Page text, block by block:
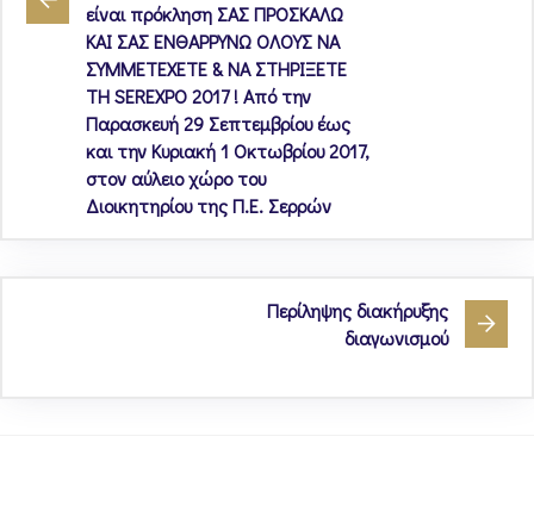
είναι πρόκληση ΣΑΣ ΠΡΟΣΚΑΛΩ
ΚΑΙ ΣΑΣ ΕΝΘΑΡΡΥΝΩ ΟΛΟΥΣ ΝΑ
ΣΥΜΜΕΤΕΧΕΤΕ & ΝΑ ΣΤΗΡΙΞΕΤΕ
ΤΗ SEREXPO 2017 ! Από την
Παρασκευή 29 Σεπτεμβρίου έως
και την Κυριακή 1 Οκτωβρίου 2017,
στον αύλειο χώρο του
Διοικητηρίου της Π.Ε. Σερρών
Περίληψης διακήρυξης
διαγωνισμού